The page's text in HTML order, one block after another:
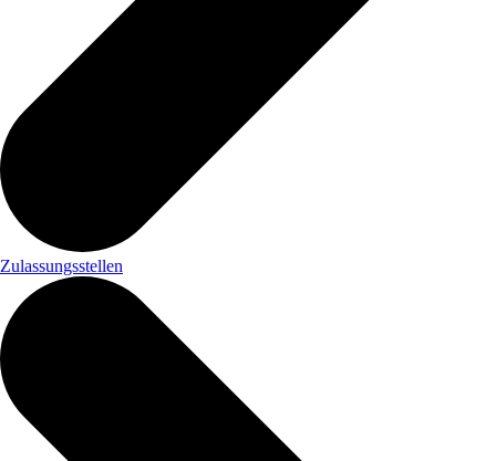
Zulassungsstellen